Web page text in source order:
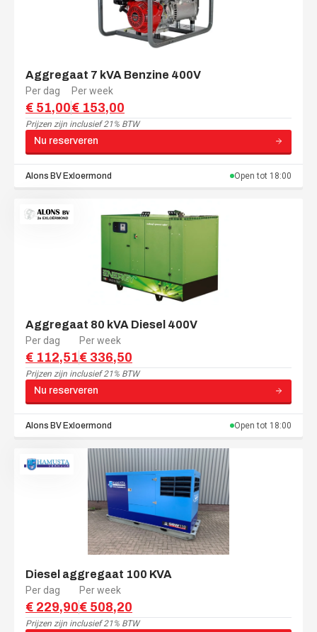
Aggregaat 7 kVA Benzine 400V
Per dag
€ 51,00
Per week
€ 153,00
Prijzen zijn inclusief 21% BTW
Nu reserveren
Alons BVExloermond Open tot 18:00
Aggregaat 80 kVA Diesel 400V
Per dag
€ 112,51
Per week
€ 336,50
Prijzen zijn inclusief 21% BTW
Nu reserveren
Alons BVExloermond Open tot 18:00
Diesel aggregaat 100 KVA
Per dag
€ 229,90
Per week
€ 508,20
Prijzen zijn inclusief 21% BTW